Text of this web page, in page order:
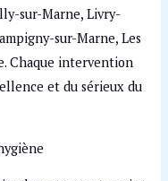
sur-Marne, Livry-
sur-Marne, Les
Chaque intervention
et du sérieux du